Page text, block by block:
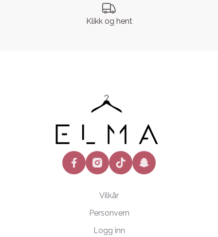
Klikk og hent
facebookinstagramtiktok snapchat
Vilkår
Personvern
Logg inn